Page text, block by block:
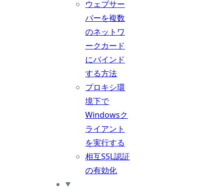
ウェブサー
バーを複数
のネットワ
ークカード
にバインド
する方法
プロキシ環
境下で
Windowsク
ライアント
を実行する
相互SSL認証
の有効化